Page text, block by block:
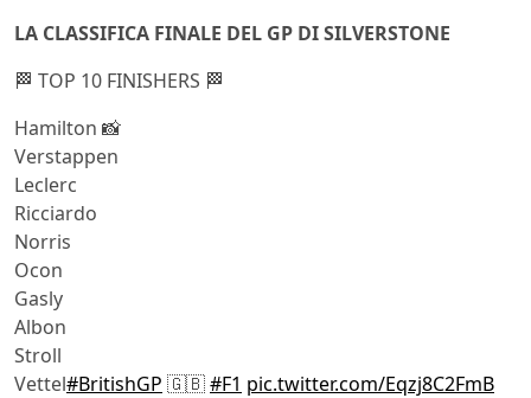
LA CLASSIFICA FINALE DEL GP DI SILVERSTONE
🏁 TOP 10 FINISHERS 🏁
Hamilton 📸
Verstappen
Leclerc
Ricciardo
Norris
Ocon
Gasly
Albon
Stroll
Vettel#BritishGP 🇬🇧#F1 pic.twitter.com/Eqzj8C2FmB